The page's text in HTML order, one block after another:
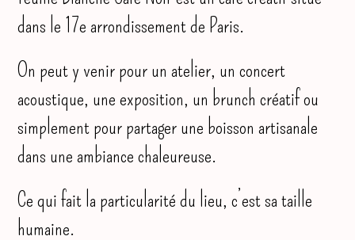
dans le 17e arrondissement de Paris.
On peut y venir pour un atelier, un concert
acoustique, une exposition, un brunch créatif ou
simplement pour partager une boisson artisanale
dans une ambiance chaleureuse.
Ce qui fait la particularité du lieu, c’est sa taille
humaine.